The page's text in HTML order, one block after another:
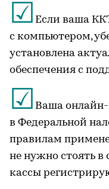
☑ Если ваша
с компьютером,
установлена
обеспечения с
☑ Ваша онлайн-
в Федеральной
правилам
не нужно стоять в
кассы